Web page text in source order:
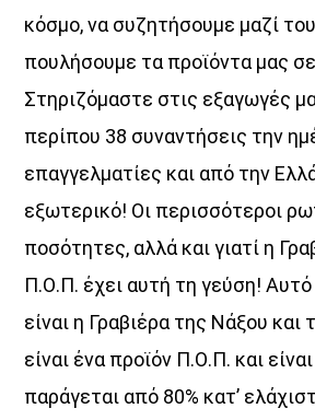
κόσμο, να συζητήσουμε μαζί
πουλήσουμε τα προϊόντα μας
Στηριζόμαστε στις εξαγωγές
περίπου 38 συναντήσεις την
επαγγελματίες και από την
εξωτερικό! Οι περισσότεροι
ποσότητες, αλλά και γιατί η
Π.Ο.Π. έχει αυτή τη γεύση! Αυτό
είναι η Γραβιέρα της Νάξου και
είναι ένα προϊόν Π.Ο.Π. και
παράγεται από 80% κατ’